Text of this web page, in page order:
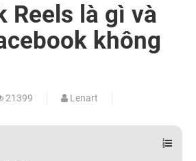
Reels là gì và
không
21399 Lenart